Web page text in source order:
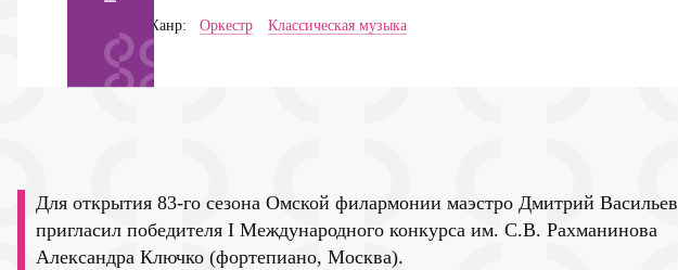
Жанр: Оркестр Классическая музыка
Для открытия 83-го сезона Омской филармонии маэстро Дмитрий Васильев
пригласил победителя I Международного конкурса им. С.В. Рахманинова
Александра Ключко (фортепиано, Москва).